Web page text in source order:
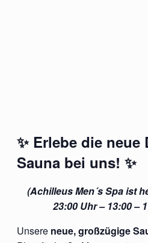
✨ Erlebe die neue
Sauna bei uns! ✨
(Achilleus Men´s Spa ist
23:00 Uhr – 13:00 –
Unsere neue, großzügige